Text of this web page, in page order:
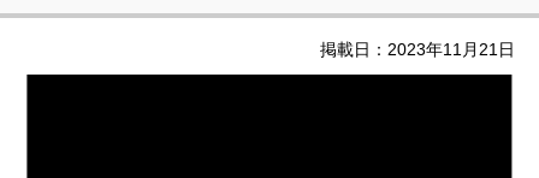
掲載日：2023年11月21日